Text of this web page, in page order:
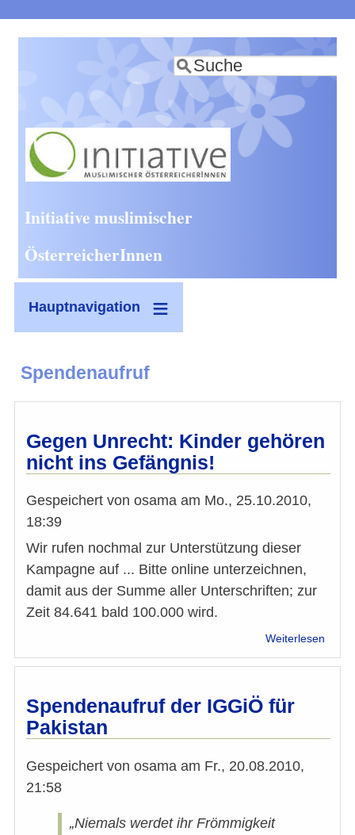
zum
Inhalt
Suche
Initiative muslimischer
ÖsterreicherInnen
Hauptnavigation
Spendenaufruf
Gegen Unrecht: Kinder gehören
nicht ins Gefängnis!
Gespeichert von osama am Mo., 25.10.2010,
18:39
Wir rufen nochmal zur Unterstützung dieser
Kampagne auf ... Bitte online unterzeichnen,
damit aus der Summe aller Unterschriften; zur
Zeit 84.641 bald 100.000 wird.
Weiterlesen
Spendenaufruf der IGGiÖ für
Pakistan
Gespeichert von osama am Fr., 20.08.2010,
21:58
„Niemals werdet ihr Frömmigkeit